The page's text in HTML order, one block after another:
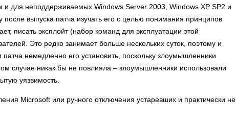
и для неподдерживаемых Windows Server 2003, Windows XP SP2 и
выпуска патча изучать его с целью понимания принципов
писать эксплойт (набор команд для эксплуатации этой
Это редко занимает больше нескольких суток, поэтому и
немедленно его установить, поскольку злоумышленники
случае никак бы не повлияла – злоумышленники использовали
уязвимость.
Microsoft или ручного отключения устаревших и практически не